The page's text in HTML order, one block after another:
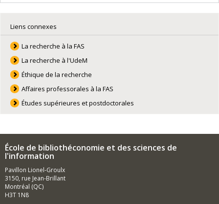
Liens connexes
La recherche à la FAS
La recherche à l'UdeM
Éthique de la recherche
Affaires professorales à la FAS
Études supérieures et postdoctorales
École de bibliothéconomie et des sciences de
l'information
Pavillon Lionel-Groulx
3150, rue Jean-Brillant
Montréal (QC)
H3T 1N8